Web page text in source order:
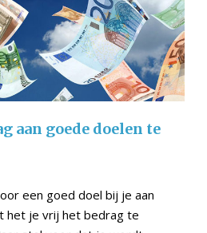
aan goede doelen te
een goed doel bij je aan
het je vrij het bedrag te